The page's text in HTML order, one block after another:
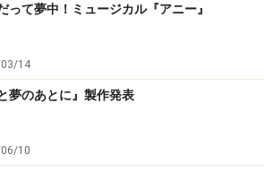
って夢中！ミュージカル『アニー』
14
夢のあとに』製作発表
10